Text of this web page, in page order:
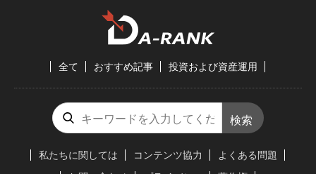
全て おすすめ記事 投資および資産運用
検索
私たちに関しては コンテンツ協力
よくある問題